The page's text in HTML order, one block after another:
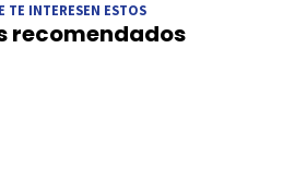
TE INTERESEN ESTOS
recomendados